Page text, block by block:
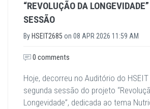
“REVOLUÇÃO DA
SESSÃO
By HSEIT2685 on 08 APR 2026 11:59 AM
0 comments
Hoje, decorreu no Auditório do HSEIT
segunda sessão do projeto
Longevidade”, dedicada ao tema